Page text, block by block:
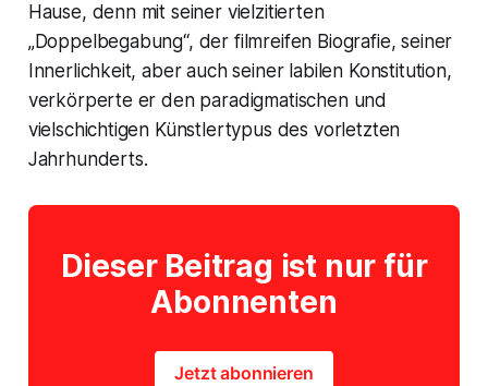
Hause, denn mit seiner vielzitierten
„Doppelbegabung“, der filmreifen Biografie, seiner
Innerlichkeit, aber auch seiner labilen Konstitution,
verkörperte er den paradigmatischen und
vielschichtigen Künstlertypus des vorletzten
Jahrhunderts.
Dieser Beitrag ist nur für
Abonnenten
Jetzt abonnieren